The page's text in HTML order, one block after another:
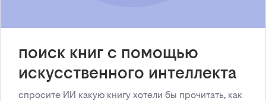
поиск книг с помощью
искусственного интеллекта
спросите ИИ какую книгу хотели бы прочитать, как